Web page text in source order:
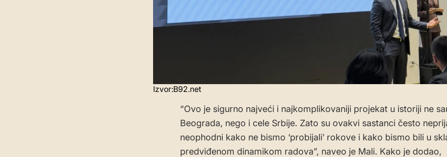
Izvor:B92.net
“Ovo je sigurno najveći i najkomplikovaniji projekat u istoriji ne
Beograda, nego i cele Srbije. Zato su ovakvi sastanci često
neophodni kako ne bismo ‘probijali’ rokove i kako bismo bili u
predviđenom dinamikom radova”, naveo je Mali. Kako je dodao,